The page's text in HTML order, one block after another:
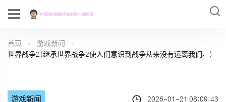
首页
游戏新闻
世界战争2(继承世界战争2使人们意识到战争从来没有远离我们。)
游戏新闻 2026-01-21 08:09:43